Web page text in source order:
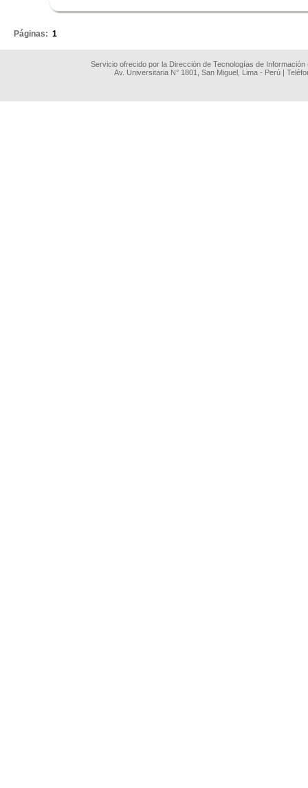
Páginas: 1
Servicio ofrecido por la Dirección de Tecnologías de
Av. Universitaria N° 1801, San Miguel, Lima - Perú |